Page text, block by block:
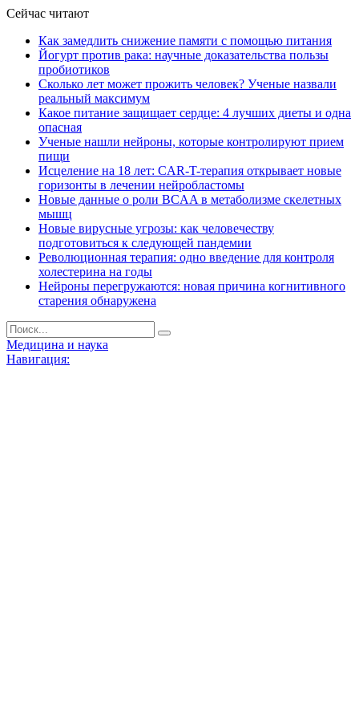
Сейчас читают
Как замедлить снижение памяти с помощью питания
Йогурт против рака: научные доказательства пользы
пробиотиков
Сколько лет может прожить человек? Ученые назвали
реальный максимум
Какое питание защищает сердце: 4 лучших диеты и одна
опасная
Ученые нашли нейроны, которые контролируют прием
пищи
Исцеление на 18 лет: CAR-T-терапия открывает новые
горизонты в лечении нейробластомы
Новые данные о роли BCAA в метаболизме скелетных
мышц
Новые вирусные угрозы: как человечеству
подготовиться к следующей пандемии
Революционная терапия: одно введение для контроля
холестерина на годы
Нейроны перегружаются: новая причина когнитивного
старения обнаружена
Медицина и наука
Навигация: